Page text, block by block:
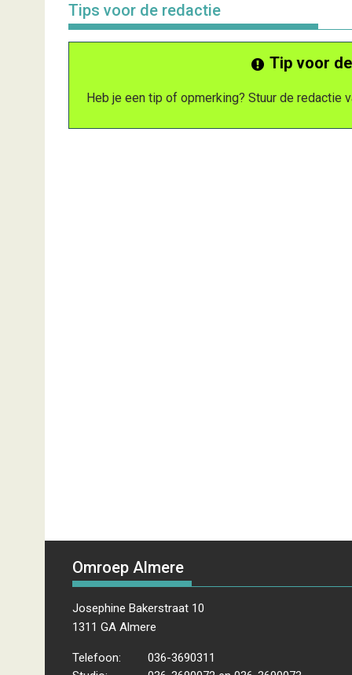
Tips voor de redactie
Tip voor
Heb je een tip of opmerking? Stuur de redactie
Omroep Almere
Josephine Bakerstraat 10
1311 GA Almere
Telefoon:
036-3690311